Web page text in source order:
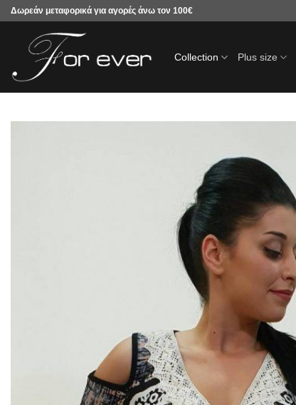
Μετάβαση
περιεχόμενο
Δωρεάν μεταφορικά για αγορές άνω τον 100€
Collection Plus size